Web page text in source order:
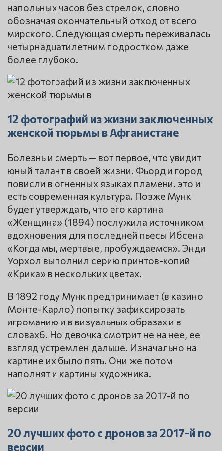
напольных часов без стрелок, словно
обозначая окончательный отход от всего
мирского. Следующая смерть переживалась
четырнадцатилетним подростком даже
более глубоко.
12 фотографий из жизни заключенных
женской тюрьмы в Афганистане
Болезнь и смерть — вот первое, что увидит
юный талант в своей жизни. Фьорд и город
повисли в огненных языках пламени. это и
есть современная культура. Позже Мунк
будет утверждать, что его картина
«Женщина» (1894) послужила источником
вдохновения для последней пьесы Ибсена
«Когда мы, мертвые, пробуждаемся». Энди
Уорхол выполнил серию принтов-копий
«Крика» в нескольких цветах.
В 1892 году Мунк предпринимает (в казино
Монте-Карло) попытку зафиксировать
игроманию и в визуальных образах и в
словах6. Но девочка смотрит не на нее, ее
взгляд устремлен дальше. Изначально на
картине их было пять. Они же потом
наполнят и картины художника.
20 лучших фото с дронов за 2017-й по
версии